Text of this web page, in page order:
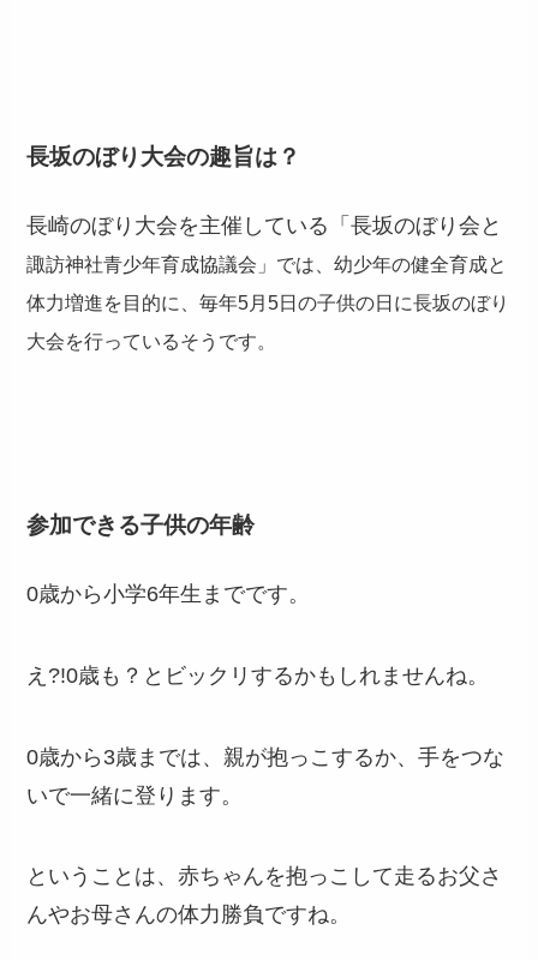
長坂のぼり大会の趣旨は？
長崎のぼり大会を主催している「長坂のぼり会と
諏訪神社青少年育成協議会」では、幼少年の健全育成と
体力増進を目的に、毎年5月5日の子供の日に長坂のぼり
大会を行っているそうです。
参加できる子供の年齢
0歳から小学6年生までです。
え?!0歳も？とビックリするかもしれませんね。
0歳から3歳までは、親が抱っこするか、手をつな
いで一緒に登ります。
ということは、赤ちゃんを抱っこして走るお父さ
んやお母さんの体力勝負ですね。